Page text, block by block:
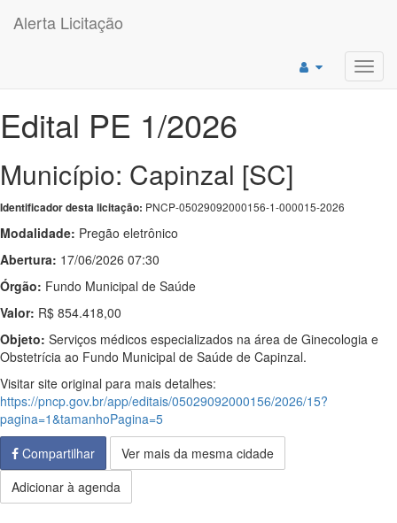
Alerta Licitação
Edital PE 1/2026
Município: Capinzal [SC]
Identificador desta licitação: PNCP-05029092000156-1-000015-2026
Modalidade: Pregão eletrônico
Abertura: 17/06/2026 07:30
Órgão: Fundo Municipal de Saúde
Valor: R$ 854.418,00
Objeto: Serviços médicos especializados na área de Ginecologia e
Obstetrícia ao Fundo Municipal de Saúde de Capinzal.
Visitar site original para mais detalhes:
https://pncp.gov.br/app/editais/05029092000156/2026/15?
pagina=1&tamanhoPagina=5
Compartilhar
Ver mais da mesma cidade
Adicionar à agenda